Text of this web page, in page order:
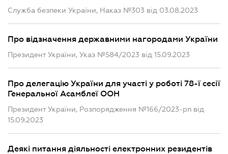
Служба безпеки України, Наказ №303 від 03.08.2023
Про відзначення державними нагородами України
Президент України, Указ №584/2023 від 15.09.2023
Про делегацію України для участі у роботі 78-ї сесії
Генеральної Асамблеї ООН
Президент України, Розпорядження №166/2023-рп від
15.09.2023
Деякі питання діяльності електронних резидентів